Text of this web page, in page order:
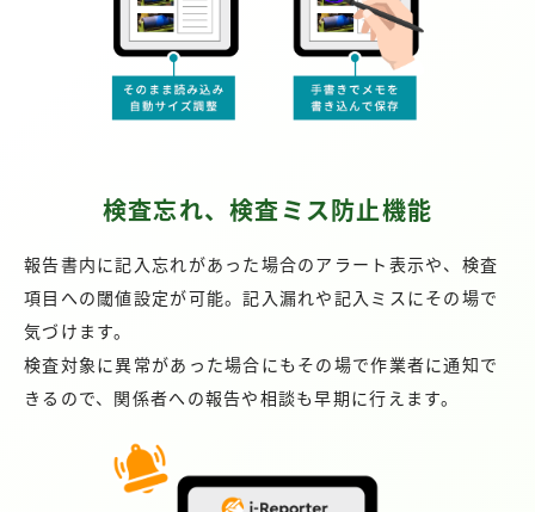
検査忘れ、検査ミス防止機能
報告書内に記入忘れがあった場合のアラート表示や、検査
項目への閾値設定が可能。記入漏れや記入ミスにその場で
気づけます。
検査対象に異常があった場合にもその場で作業者に通知で
きるので、関係者への報告や相談も早期に行えます。